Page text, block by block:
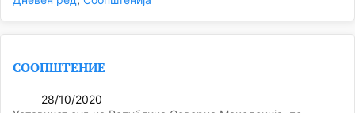
СООПШТЕНИЕ
28/10/2020